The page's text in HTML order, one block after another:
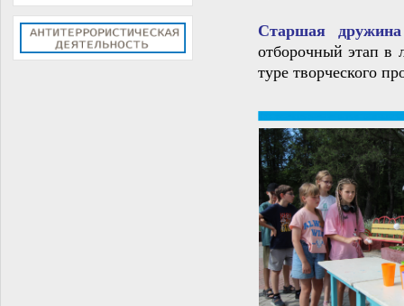
Старшая дружина
отборочный этап в
туре творческого